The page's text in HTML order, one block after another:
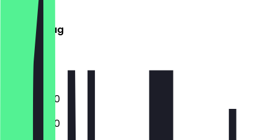
Mittwoch
Donnerstag
Freitag
Samstag
Sonntag
10:00 - 19:00
10:00 - 19:00